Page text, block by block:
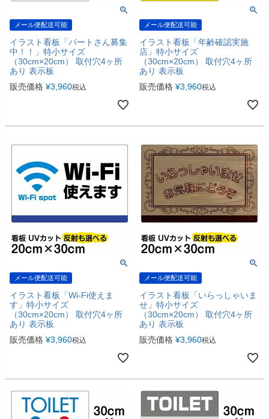
メール便配送可能
イラスト看板「パートさん募集
中！！」特小サイズ
（30cm×20cm） 取付穴4ヶ所
あり 表示板
販売価格 ¥3,960税込
メール便配送可能
イラスト看板「年齢確認実施
店」特小サイズ
（30cm×20cm） 取付穴4ヶ所
あり 表示板
販売価格 ¥3,960税込
メール便配送可能
イラスト看板「Wi-Fi使えま
す」特小サイズ
（30cm×20cm） 取付穴4ヶ所
あり 表示板
販売価格 ¥3,960税込
メール便配送可能
イラスト看板「いらっしゃいま
せ」特小サイズ
（30cm×20cm） 取付穴4ヶ所
あり 表示板
販売価格 ¥3,960税込